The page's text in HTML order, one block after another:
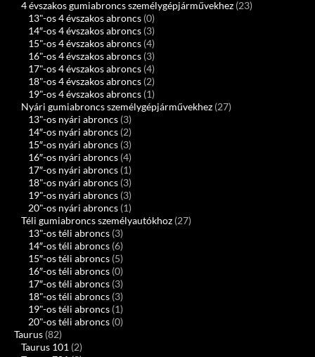
4 évszakos gumiabroncs személygépjárművekhez (23)
13"-os 4 évszakos abroncs (0)
14″-os 4 évszakos abroncs (3)
15"-os 4 évszakos abroncs (4)
16"-os 4 évszakos abroncs (3)
17"-os 4 évszakos abroncs (4)
18"-os 4 évszakos abroncs (2)
19"-os 4 évszakos abroncs (1)
Nyári gumiabroncs személygépjárművekhez (27)
13"-os nyári abroncs (3)
14″-os nyári abroncs (2)
15″-os nyári abroncs (3)
16″-os nyári abroncs (4)
17″-os nyári abroncs (1)
18"-os nyári abroncs (3)
19"-os nyári abroncs (3)
20"-os nyári abroncs (1)
Téli gumiabroncs személyautókhoz (27)
13"-os téli abroncs (3)
14″-os téli abroncs (6)
15″-os téli abroncs (5)
16″-os téli abroncs (0)
17″-os téli abroncs (3)
18"-os téli abroncs (3)
19"-os téli abroncs (1)
20"-os téli abroncs (0)
Taurus (82)
Taurus 101 (2)